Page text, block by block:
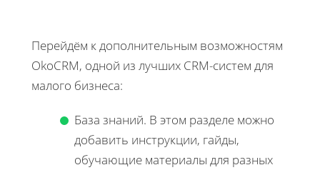
Перейдём к дополнительным возможностям
OkoCRM, одной из лучших CRM-систем для
малого бизнеса:
База знаний. В этом разделе можно
добавить инструкции, гайды,
обучающие материалы для разных